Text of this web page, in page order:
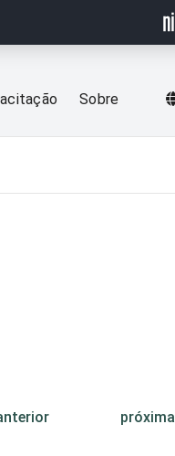
Sobre
próxima